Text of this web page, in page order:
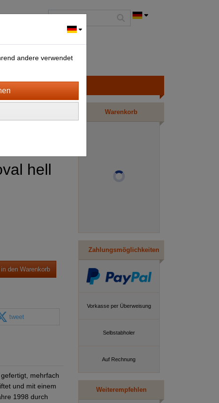
hell
in den Warenkorb
tweet
mehrfach
und mit einem
1998 durch
Warenkorb
Zahlungsmöglichkeiten
Vorkasse per Überweisung
Selbstabholer
Auf Rechnung
Weiterempfehlen
andere verwendet